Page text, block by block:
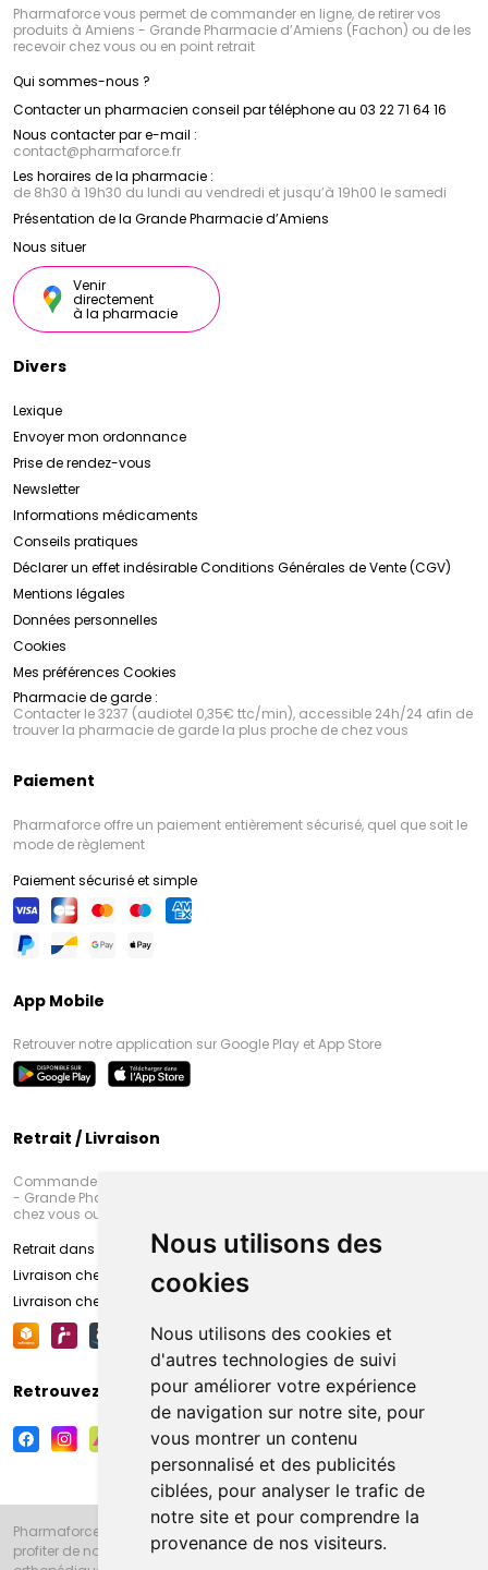
Nous utilisons des
cookies
Nous utilisons des cookies et
d'autres technologies de suivi
pour améliorer votre expérience
de navigation sur notre site, pour
vous montrer un contenu
personnalisé et des publicités
ciblées, pour analyser le trafic de
notre site et pour comprendre la
provenance de nos visiteurs.
Pharmaforce vous permet de commander en ligne, de retirer vos
produits à Amiens - Grande Pharmacie d’Amiens (Fachon) ou de les
recevoir chez vous ou en point retrait
Qui sommes-nous ?
Contacter un pharmacien conseil par téléphone au 03 22 71 64 16
Nous contacter par e-mail :
contact@pharmaforce.fr
Les horaires de la pharmacie :
de 8h30 à 19h30 du lundi au vendredi et jusqu’à 19h00 le samedi
Présentation de la Grande Pharmacie d’Amiens
Nous situer
Venir
directement
à la pharmacie
Divers
Lexique
Envoyer mon ordonnance
Prise de rendez-vous
Newsletter
Informations médicaments
Conseils pratiques
Déclarer un effet indésirableConditions Générales de Vente (CGV)
Mentions légales
Données personnelles
Cookies
Mes préférences Cookies
Pharmacie de garde :
Contacter le 3237 (audiotel 0,35€ ttc/min), accessible 24h/24 afin de
trouver la pharmacie de garde la plus proche de chez vous
Paiement
Pharmaforce offre un paiement entièrement sécurisé, quel que soit le
mode de règlement
Paiement sécurisé et simple
App Mobile
Retrouver notre application sur Google Play et App Store
Retrait / Livraison
Commandez en ligne et venez chercher votre commande à Amiens
- Grande Pharmacie d’Amiens (Fachon) ou recevez-là rapidement
chez vous ou en point retrait
Retrait dans la pharmacie d’Amiens
Livraison chez vous
Livraison chez votre commerçant
Retrouvez-nous sur vos réseaux sociaux
Pharmaforce.fr et la Grande Pharmacie d’Amiens vous souhaitent de
profiter de notre accueil, de nos conseils pharmaceutiques,